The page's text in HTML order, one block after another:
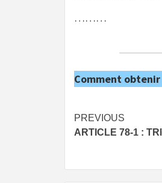
………
Comment
Post
PREVIOUS
ARTICLE 78-1 :